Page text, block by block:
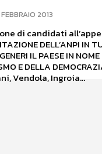
2013
di candidati
IL PAESE IN NOME
DELLA DEMOCRAZIA
Vendola, Ingroia...